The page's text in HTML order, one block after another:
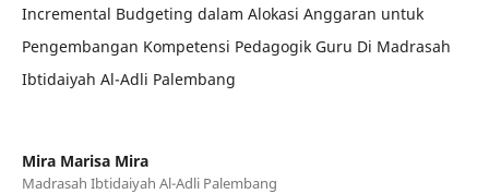
Incremental Budgeting dalam Alokasi Anggaran untuk
Pengembangan Kompetensi Pedagogik Guru Di Madrasah
Ibtidaiyah Al-Adli Palembang
Mira Marisa Mira
Madrasah Ibtidaiyah Al-Adli Palembang